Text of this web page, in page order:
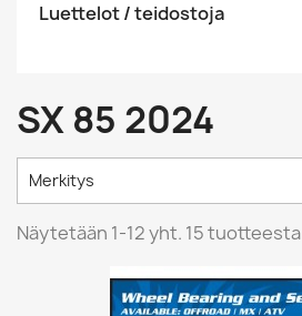
Luettelot / teidostoja
SX 85 2024
Merkitys
Näytetään 1-12 yht. 15 tuotteesta